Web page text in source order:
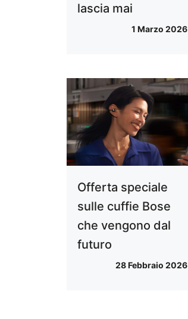
lascia mai
1 Marzo 2026
Offerta speciale
sulle cuffie Bose
che vengono dal
futuro
28 Febbraio 2026